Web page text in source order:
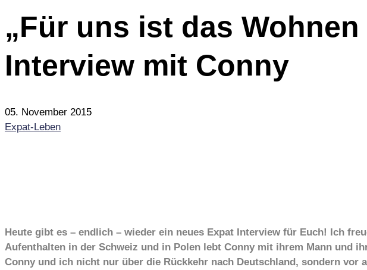
„Für uns ist das
Interview mit Conny
05. November 2015
Expat-Leben
Heute gibt es – endlich – wieder ein neues Expat Interview für Euch! Ich
Aufenthalten in der Schweiz und in Polen lebt Conny mit ihrem Mann und
Conny und ich nicht nur über die Rückkehr nach Deutschland, sondern